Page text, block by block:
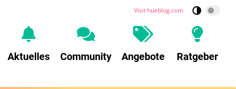
Visit hueblog.com
Aktuelles Community Angebote Ratgeber